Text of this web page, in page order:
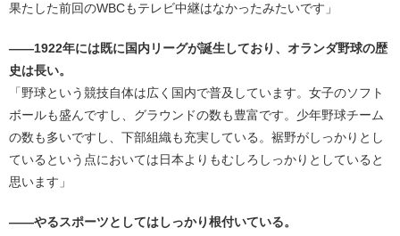
果たした前回のWBCもテレビ中継はなかったみたいです」
――1922年には既に国内リーグが誕生しており、オランダ野球の歴
史は長い。
「野球という競技自体は広く国内で普及しています。女子のソフト
ボールも盛んですし、グラウンドの数も豊富です。少年野球チーム
の数も多いですし、下部組織も充実している。裾野がしっかりとし
ているという点においては日本よりもむしろしっかりとしていると
思います」
――やるスポーツとしてはしっかり根付いている。